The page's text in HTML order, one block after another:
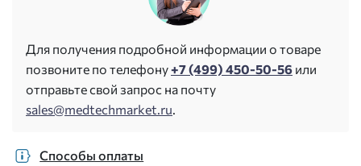
Для получения подробной информации о товаре
позвоните по телефону+7 (499) 450-50-56 или
отправьте свой запрос на почту
sales@medtechmarket.ru
Способы оплаты